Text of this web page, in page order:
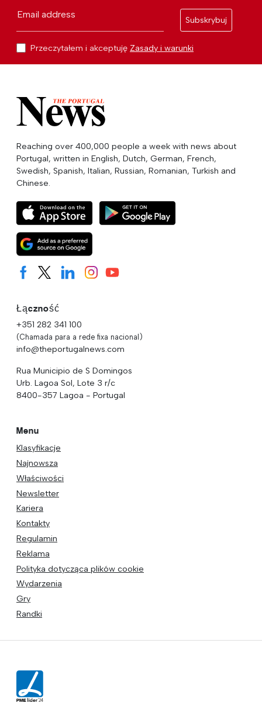
Email address
Subskrybuj
Przeczytałem i akceptuję Zasady i warunki
Reaching over 400,000 people a week with news about
Portugal, written in English, Dutch, German, French,
Swedish, Spanish, Italian, Russian, Romanian, Turkish and
Chinese.
Łączność
+351 282 341 100
(Chamada para a rede fixa nacional)
info@theportugalnews.com
Rua Municipio de S Domingos
Urb. Lagoa Sol, Lote 3 r/c
8400-357 Lagoa - Portugal
Menu
Klasyfikacje
Najnowsza
Właściwości
Newsletter
Kariera
Kontakty
Regulamin
Reklama
Polityka dotycząca plików cookie
Wydarzenia
Gry
Randki